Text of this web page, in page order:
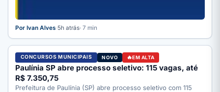
Por Ivan Alves·5h atrás· 7 min
CONCURSOS MUNICIPAIS NOVO EM ALTA
Paulínia SP abre processo seletivo: 115 vagas, até
R$ 7.350,75
Prefeitura de Paulínia (SP) abre processo seletivo com 115